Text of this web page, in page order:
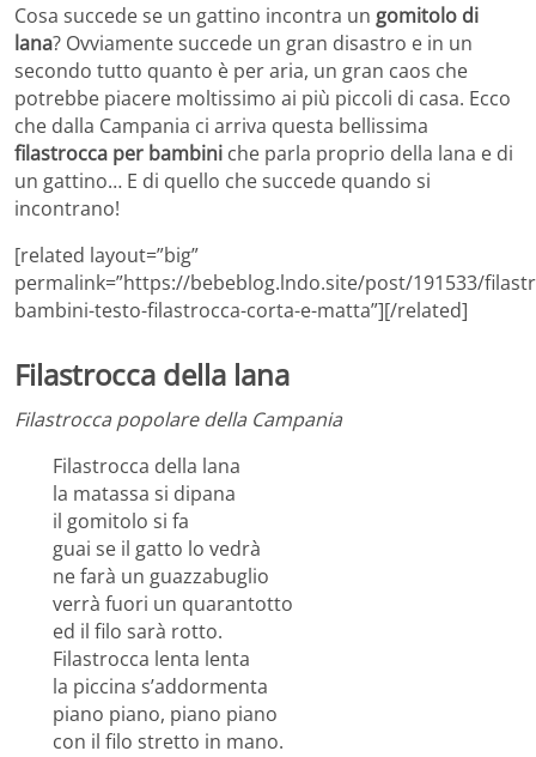
Cosa succede se un gattino incontra un gomitolo di
lana? Ovviamente succede un gran disastro e in un
secondo tutto quanto è per aria, un gran caos che
potrebbe piacere moltissimo ai più piccoli di casa. Ecco
che dalla Campania ci arriva questa bellissima
filastrocca per bambini che parla proprio della lana e di
un gattino… E di quello che succede quando si
incontrano!
[related layout=”big”
permalink=”https://bebeblog.lndo.site/post/191533/
bambini-testo-filastrocca-corta-e-matta”][/related]
Filastrocca della lana
Filastrocca popolare della Campania
Filastrocca della lana
la matassa si dipana
il gomitolo si fa
guai se il gatto lo vedrà
ne farà un guazzabuglio
verrà fuori un quarantotto
ed il filo sarà rotto.
Filastrocca lenta lenta
la piccina s’addormenta
piano piano, piano piano
con il filo stretto in mano.